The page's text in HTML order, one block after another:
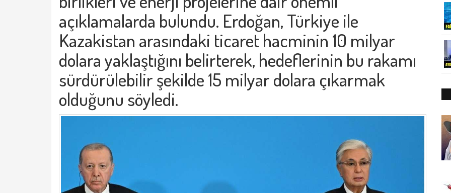
açıklamalarda bulundu. Erdoğan, Türkiye ile
Kazakistan arasındaki ticaret hacminin 10 milyar
dolara yaklaştığını belirterek, hedeflerinin bu rakamı
sürdürülebilir şekilde 15 milyar dolara çıkarmak
olduğunu söyledi.